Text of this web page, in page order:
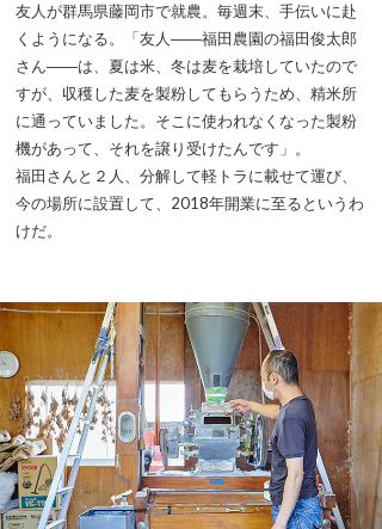
友人が群馬県藤岡市で就農。毎週末、手伝いに赴
くようになる。「友人――福田農園の福田俊太郎
さん――は、夏は米、冬は麦を栽培していたので
すが、収穫した麦を製粉してもらうため、精米所
に通っていました。そこに使われなくなった製粉
機があって、それを譲り受けたんです」。
福田さんと２人、分解して軽トラに載せて運び、
今の場所に設置して、2018年開業に至るというわ
けだ。